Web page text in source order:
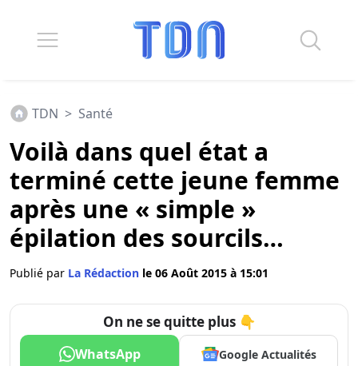
TDN > Santé
Voilà dans quel état a
terminé cette jeune femme
après une « simple »
épilation des sourcils…
Publié par La Rédaction le 06 Août 2015 à 15:01
On ne se quitte plus 👇
WhatsApp Google Actualités